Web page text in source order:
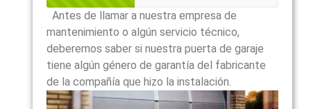
Antes de llamar a nuestra empresa de
mantenimiento o algún servicio técnico,
deberemos saber si nuestra puerta de garaje
tiene algún género de garantía del fabricante
de la compañía que hizo la instalación.